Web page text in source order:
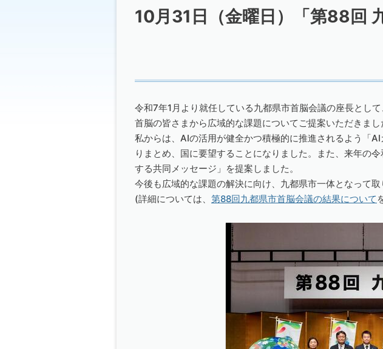
10月31日（金曜日）「第88回
令和7年1月より就任している九都県市首脳会議の座長とし
首脳の皆さまから広域的な課題についてご提案いただきまし
私からは、AIの活用が健全かつ積極的に推進されるよう「
りまとめ、国に要望することになりました。また、来年の
する共同メッセージ」を提案しました。
今後も広域的な課題の解決に向け、九都県市一体となって取
(詳細については、 第88回九都県市首脳会議の結果について